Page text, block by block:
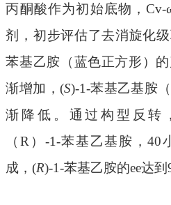
丙酮酸作为初始底物，
剂，初步评估了去消旋化
苯基乙胺（蓝色正方形）
渐增加，(S)-1-苯基乙基胺
渐降低。通过构型反转
（R）-1-苯基乙基胺，
成，(R)-1-苯基乙胺的ee达到